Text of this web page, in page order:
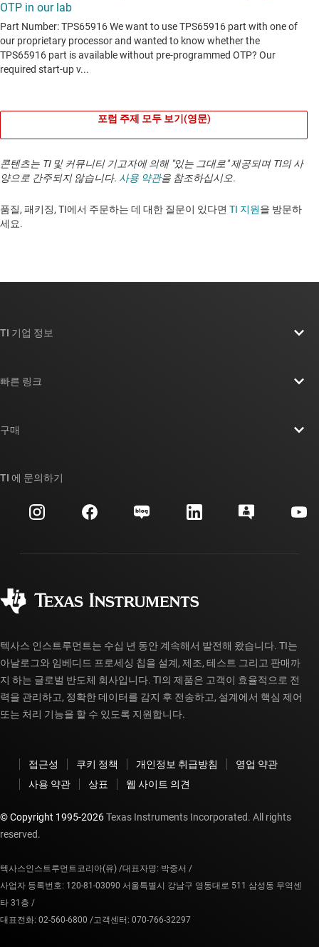
포럼 주제 모두 보기(영문)
콘텐츠는 TI 및 커뮤니티 기고자에 의해 "있는 그대로" 제공되며 TI의 사
양으로 간주되지 않습니다. 사용 약관을 참조하십시오.
품질, 패키징, TI에서 주문하는 데 대한 질문이 있다면 TI 지원을 방문하
세요. ​​​​​​​​​​​​​​
TI 기업 정보
투자 관계
제조
빠른 링크
대체품 검색
고객 지원 센터
myTI 계정 FAQ
구매
주문 FAQ
TI 에 문의하기
텍사스 인스트루먼트는 수십 년 동안 계속해서 발전해 왔습니다. TI는
아날로그와 임베디드 프로세싱 칩을 설계, 제조, 테스트 그리고 판매까
지 하는 글로벌 반도체 회사입니다. TI의 제품은 고객이 효율적으로 전
력을 관리하고, 정확한 데이터를 감지 후 전송하고, 설계에서 핵심 제어
또는 처리 기능을 할 수 있도록 지원합니다.
접근성 쿠키 정책 개인정보 취급방침
영업 약관
사용 약관
상표 웹 사이트 의견
© Copyright 1995-2026Texas Instruments Incorporated. All rights
reserved.
텍사스인스트루먼트코리아(유) /대표자명: 박중서 /
사업자 등록번호: 120-81-03090 서울특별시 강남구 영동대로 511 삼성동 무역센
타 31층 /
대표전화: 02-560-6800 /고객센터: 070-766-32297